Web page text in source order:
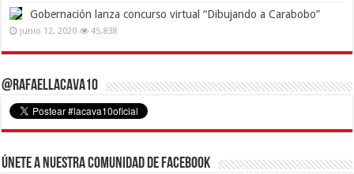
Gobernación lanza concurso virtual “Dibujando a Carabobo”
junio 12, 2020 45,838
@RafaelLacava10
Únete a nuestra comunidad de Facebook